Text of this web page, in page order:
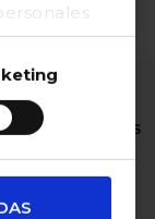
SOLIDARIAS